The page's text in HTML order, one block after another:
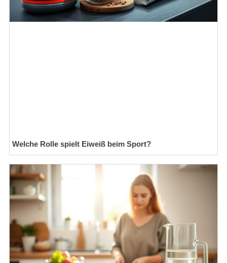
Welche Rolle spielt Eiweiß beim Sport?